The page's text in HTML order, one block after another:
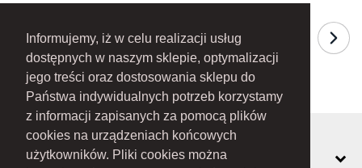
Informujemy, iż w celu realizacji usług
dostępnych w naszym sklepie, optymalizacji
jego treści oraz dostosowania sklepu do
Państwa indywidualnych potrzeb korzystamy
z informacji zapisanych za pomocą plików
cookies na urządzeniach końcowych
użytkowników. Pliki cookies można
MOJE KONTO